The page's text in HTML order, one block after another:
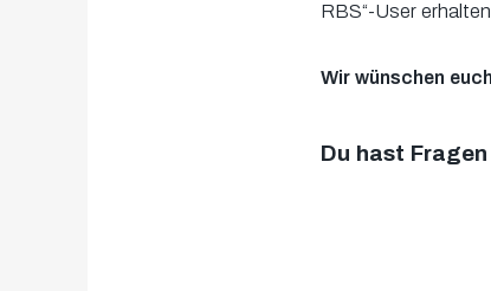
RBS“-User
Wir wünschen
Du hast